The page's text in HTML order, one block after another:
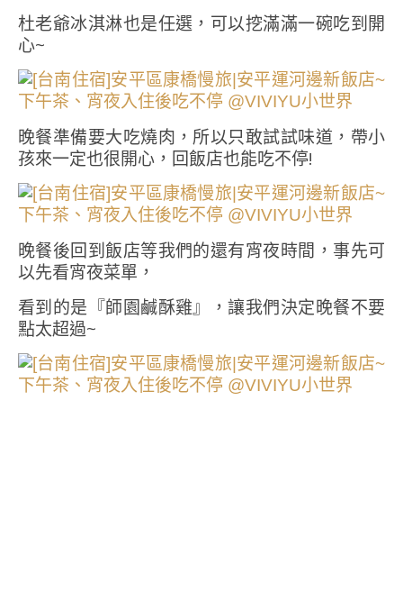
杜老爺冰淇淋也是任選，可以挖滿滿一碗吃到開
心~
晚餐準備要大吃燒肉，所以只敢試試味道，帶小
孩來一定也很開心，回飯店也能吃不停!
晚餐後回到飯店等我們的還有宵夜時間，事先可
以先看宵夜菜單，
看到的是『師園鹹酥雞』，讓我們決定晚餐不要
點太超過~